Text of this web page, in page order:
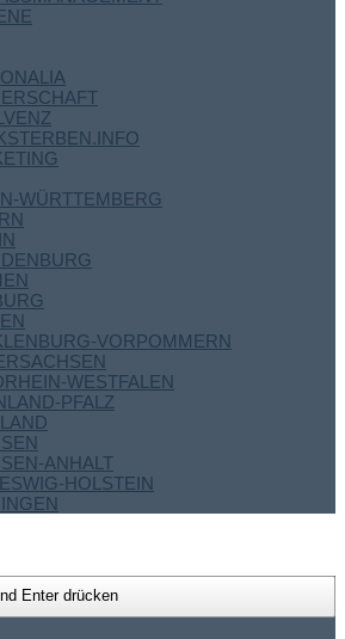
WÜRTTEMBERG
VORPOMMERN
WESTFALEN
PFALZ
ANHALT
HOLSTEIN